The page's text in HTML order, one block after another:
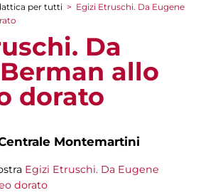
per tutti > Egizi Etruschi. Da Eugene
Da
allo
dorato
Montemartini
Egizi Etruschi. Da Eugene
dorato